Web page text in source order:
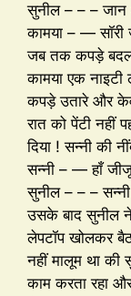
सुनील – – – जान
कामया – —
जब तक कपड़े बदल
कामया एक
कपड़े उतारे और
रात को पेंटी नहीं
दिया ! सन्नी की
सन्नी – — हाँ
सुनील – – –
उसके बाद सुनील
लेपटॉप खोलकर
नहीं मालूम था की
काम करता रहा